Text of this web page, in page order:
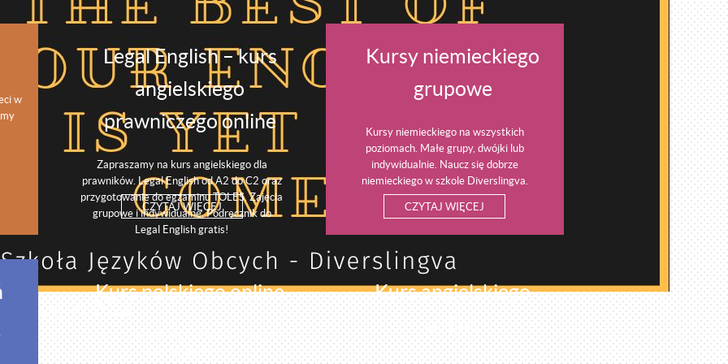
w
Legal English – kurs
angielskiego
prawniczego online
Zapraszamy na kurs angielskiego dla
prawników. Legal English od A2 do C2 oraz
przygotowanie do egzaminu TOLES. Zajęcia
grupowe i indywidualne. Podręcznik do
Legal English gratis!
CZYTAJ WIĘCEJ
Kursy niemieckiego
grupowe
Kursy niemieckiego na wszystkich
poziomach. Małe grupy, dwójki lub
indywidualnie. Naucz się dobrze
niemieckiego w szkole Diverslingva.
CZYTAJ WIĘCEJ
Kurs polskiego online
Kurs angielskiego